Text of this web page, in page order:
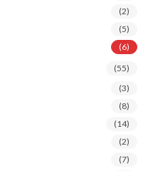
(2)
(5)
(6)
(55)
(3)
(8)
(14)
(2)
(7)